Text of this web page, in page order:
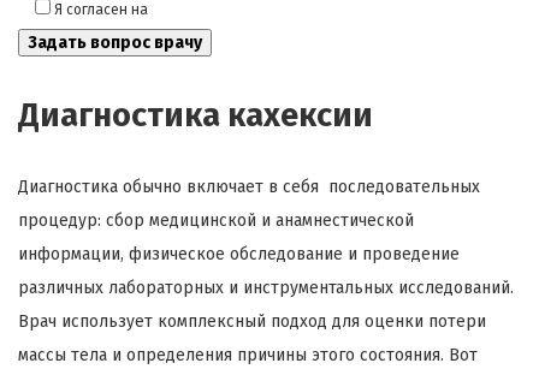
Я согласен на
Диагностика кахексии
Диагностика обычно включает в себя последовательных
процедур: сбор медицинской и анамнестической
информации, физическое обследование и проведение
различных лабораторных и инструментальных исследований.
Врач использует комплексный подход для оценки потери
массы тела и определения причины этого состояния. Вот